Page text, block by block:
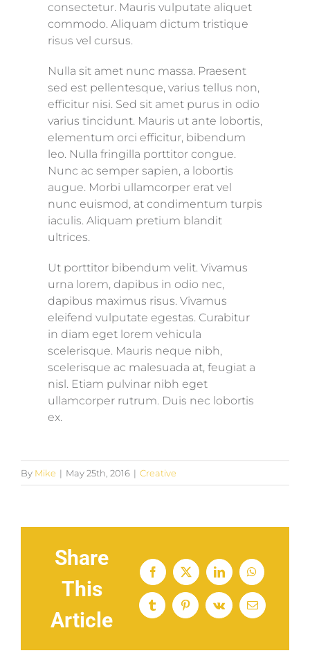
consectetur. Mauris vulputate aliquet
commodo. Aliquam dictum tristique
risus vel cursus.
Nulla sit amet nunc massa. Praesent
sed est pellentesque, varius tellus non,
efficitur nisi. Sed sit amet purus in odio
varius tincidunt. Mauris ut ante lobortis,
elementum orci efficitur, bibendum
leo. Nulla fringilla porttitor congue.
Nunc ac semper sapien, a lobortis
augue. Morbi ullamcorper erat vel
nunc euismod, at condimentum turpis
iaculis. Aliquam pretium blandit
ultrices.
Ut porttitor bibendum velit. Vivamus
urna lorem, dapibus in odio nec,
dapibus maximus risus. Vivamus
eleifend vulputate egestas. Curabitur
in diam eget lorem vehicula
scelerisque. Mauris neque nibh,
scelerisque ac malesuada at, feugiat a
nisl. Etiam pulvinar nibh eget
ullamcorper rutrum. Duis nec lobortis
ex.
By Mike | May 25th, 2016 | Creative
Share
This
Article
Facebook
X LinkedInWhatsApp
TumblrPinterestVk Email